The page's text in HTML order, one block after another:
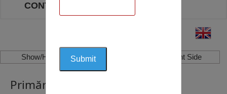
CONTACT
Show/Hide Left Side Show/Hide Right Side
Primăria Giurgiu